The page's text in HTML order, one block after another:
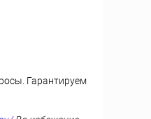
Гарантируем